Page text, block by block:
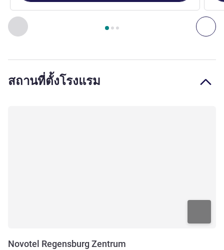
ก่อนหน้า - ห้องพัก ถั
หน้า1 , ห้องพัก 1 : Standard Room with 1 double bed
สถานที่ตั้งโรงแรม
Novotel Regensburg Zentrum